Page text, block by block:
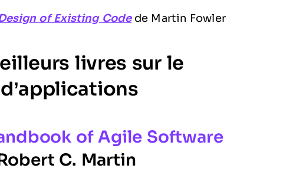
of Existing Codede Martin Fowler
livres sur le
of Agile Software
C. Martin